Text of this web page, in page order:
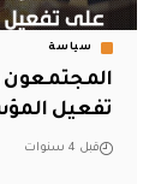
سياسة
المجتمعون
تفعيل
قبل 4 سنوات